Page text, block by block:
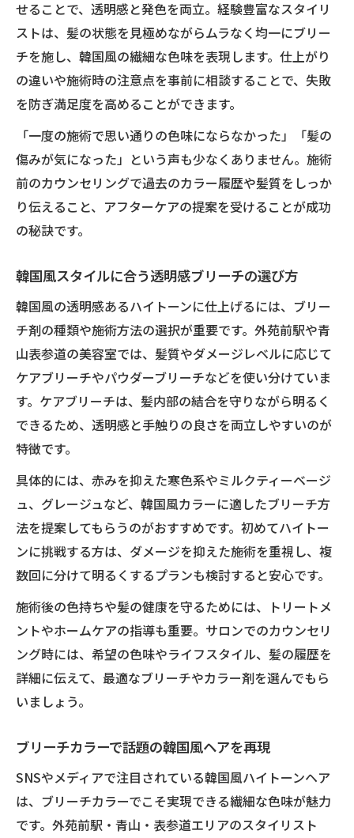
せることで、透明感と発色を両立。経験豊富なスタイリ
ストは、髪の状態を見極めながらムラなく均一にブリー
チを施し、韓国風の繊細な色味を表現します。仕上がり
の違いや施術時の注意点を事前に相談することで、失敗
を防ぎ満足度を高めることができます。
「一度の施術で思い通りの色味にならなかった」「髪の
傷みが気になった」という声も少なくありません。施術
前のカウンセリングで過去のカラー履歴や髪質をしっか
り伝えること、アフターケアの提案を受けることが成功
の秘訣です。
韓国風スタイルに合う透明感ブリーチの選び方
韓国風の透明感あるハイトーンに仕上げるには、ブリー
チ剤の種類や施術方法の選択が重要です。外苑前駅や青
山表参道の美容室では、髪質やダメージレベルに応じて
ケアブリーチやパウダーブリーチなどを使い分けていま
す。ケアブリーチは、髪内部の結合を守りながら明るく
できるため、透明感と手触りの良さを両立しやすいのが
特徴です。
具体的には、赤みを抑えた寒色系やミルクティーベージ
ュ、グレージュなど、韓国風カラーに適したブリーチ方
法を提案してもらうのがおすすめです。初めてハイトー
ンに挑戦する方は、ダメージを抑えた施術を重視し、複
数回に分けて明るくするプランも検討すると安心です。
施術後の色持ちや髪の健康を守るためには、トリートメ
ントやホームケアの指導も重要。サロンでのカウンセリ
ング時には、希望の色味やライフスタイル、髪の履歴を
詳細に伝えて、最適なブリーチやカラー剤を選んでもら
いましょう。
ブリーチカラーで話題の韓国風ヘアを再現
SNSやメディアで注目されている韓国風ハイトーンヘア
は、ブリーチカラーでこそ実現できる繊細な色味が魅力
です。外苑前駅・青山・表参道エリアのスタイリスト